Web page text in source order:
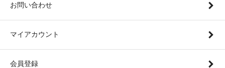
お問い合わせ
マイアカウント
会員登録